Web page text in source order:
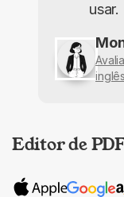
usar.
Editor de